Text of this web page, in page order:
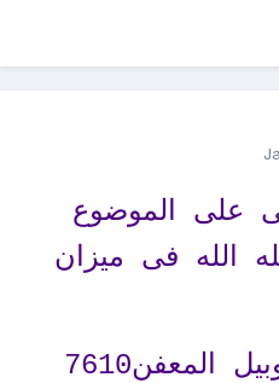
على الموضوع
جعله الله فى ميزان
المعفن7610